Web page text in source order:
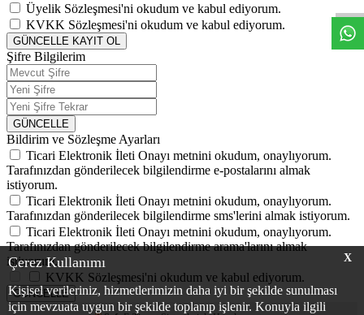
X
Çerez Kullanımı
Kişisel verileriniz, hizmetlerimizin daha iyi bir şekilde sunulması
için mevzuata uygun bir şekilde toplanıp işlenir. Konuyla ilgili
Üyelik Sözleşmesi'ni okudum ve kabul ediyorum.
KVKK Sözleşmesi'ni okudum ve kabul ediyorum.
GÜNCELLE KAYIT OL
Şifre Bilgilerim
GÜNCELLE
Bildirim ve Sözleşme Ayarları
Ticari Elektronik İleti Onayı metnini okudum, onaylıyorum.
Tarafınızdan gönderilecek bilgilendirme e-postalarını almak
istiyorum.
Ticari Elektronik İleti Onayı metnini okudum, onaylıyorum.
Tarafınızdan gönderilecek bilgilendirme sms'lerini almak istiyorum.
Ticari Elektronik İleti Onayı metnini okudum, onaylıyorum.
Tarafınızdan gönderilecek bilgilendirme arama'larını almak
istiyorum.
KVKK Sözleşmesi'ni okudum ve kabul ediyorum.
GÜNCELLE